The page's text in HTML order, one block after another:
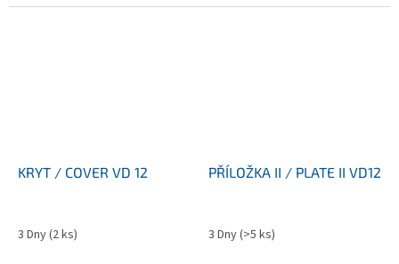
KRYT / COVER VD 12
3 Dny(2 ks)
PŘÍLOŽKA II / PLATE II VD12
3 Dny(>5 ks)